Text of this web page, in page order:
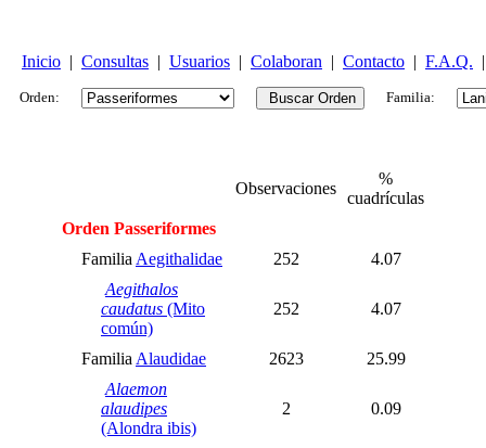
Inicio | Consultas | Usuarios | Colaboran | Contacto | F.A.Q. |
Orden: Familia:
Observaciones
%
cuadrículas
Orden Passeriformes
Familia Aegithalidae 252
4.07
Aegithalos
caudatus (Mito
común)
252 4.07
Familia Alaudidae 2623
25.99
Alaemon
alaudipes
(Alondra ibis)
2 0.09